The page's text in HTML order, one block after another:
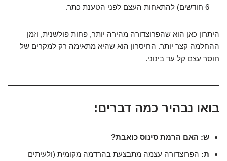
6 חודשים) להתאחות העצם לפני הטענת כתר.
היתרון כאן הוא שהפרוצדורה מהירה יותר, פחות פולשנית, וזמן
ההחלמה קצר יותר. החיסרון הוא שהיא מתאימה רק למקרים של
חוסר עצם קל עד בינוני.
בואו נבהיר כמה דברים:
ש: האם הרמת סינוס כואבת?
ת: הפרוצדורה עצמה מתבצעת בהרדמה מקומית (ולעיתים